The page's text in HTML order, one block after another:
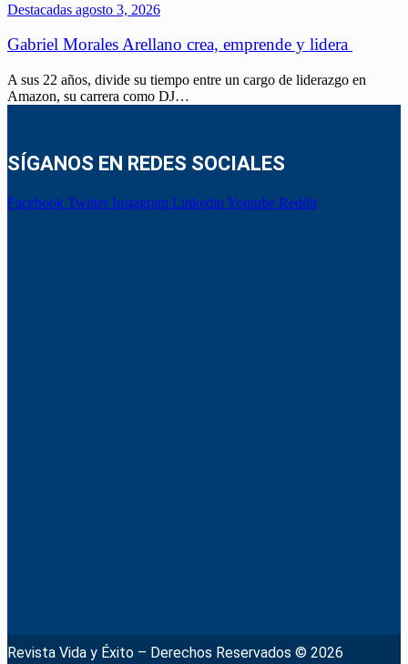
Destacadas agosto 3, 2026
Gabriel Morales Arellano crea, emprende y lidera
A sus 22 años, divide su tiempo entre un cargo de liderazgo en
Amazon, su carrera como DJ…
SÍGANOS EN REDES SOCIALES
Facebook Twitter Instagram Linkedin Youtube Reddit
Revista Vida y Éxito – Derechos Reservados © 2026